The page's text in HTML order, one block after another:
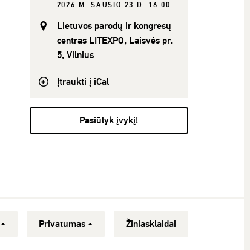
2026 M. SAUSIO 23 D. 16:00
Lietuvos parodų ir kongresų
centras LITEXPO, Laisvės pr.
5, Vilnius
Įtraukti į iCal
Pasiūlyk įvykį!
Privatumas Žiniasklaidai